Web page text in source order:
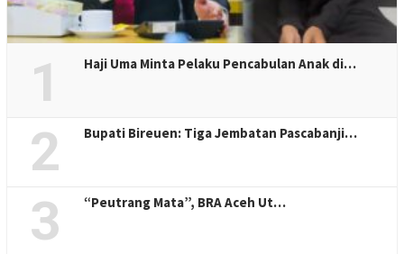
1 Haji Uma Minta Pelaku Pencabulan Anak di…
2 Bupati Bireuen: Tiga Jembatan Pascabanji…
3 “Peutrang Mata”, BRA Aceh Ut…